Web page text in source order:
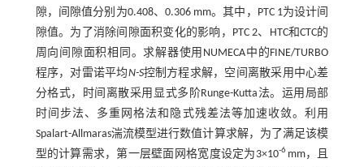
隙，间隙值分别为0.408、0.306 mm。其中，PTC 1为设计间
隙值。为了消除间隙面积变化的影响，PTC 2、HTC和CTC的
周向间隙面积相同。求解器使用NUMECA中的FINE/TURBO
程序，对雷诺平均N-S控制方程求解，空间离散采用中心差
分格式，时间离散采用显式多阶Runge-Kutta法。运用局部
时间步法、多重网格法和隐式残差法等加速收敛。利用
Spalart-Allmaras湍流模型进行数值计算求解，为了满足该模
型的计算需求，第一层壁面网格宽度设定为3×10-6 mm，且